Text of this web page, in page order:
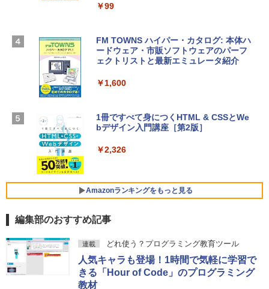
igence、13.6インチLiquid Retinaディ
ラ、Touch ID - ミッドナイト + 3年延長
AppleCare+ for 13インチMacBook Air
(M5)|ダウンロード版
￥347,600
【Amazon.co.jp限定】 HP ノートパソコ
ン 15-fd 15.6インチ 16GBメモリ 512GB
SSD インテル Core 5
￥129,800
FMV ノートパソコン WE1-K3 (MS 365 P
ersonal/Copilotキー搭載/Win 11/15.6型/
VWK3E15W_AZ
￥120,000
￥39,582
Robloxギフトカード - 1000 Robux 【限
定バーチャルアイテムを含む】 【オンラ
インゲームコード】 ロブロックス |オン
Microsoft Office Home 2024(最新 永続
0/mac対応|PC2台
￥99
FM TOWNS ハイパー・カタログ: 本体ハ
ードウェア・市販ソフトウェアのパーフ
ェクトリストと最新エミュレータ紹介
￥1,600
1冊ですべて身につくHTML & CSSとWe
bデザイン入門講座［第2版］
￥2,326
Amazonランキングをもっと見る
Amazon Kindle Paperwhite (16GB) 7イ
ンチディスプレイ、色調調節ライト、12
週間持続バッテリー、広告なし、ブラッ
ク
編集部のおすすめ記事
連載 どれ使う？プログラミング教育ツール
人気キャラも登場！1時間で気軽に学習で
きる「Hour of Code」のプログラミング
教材